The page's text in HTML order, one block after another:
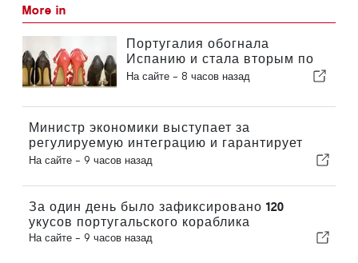
More in
Португалия обогнала
Испанию и стала вторым по
величине производителем
На сайте - 8 часов назад
Министр экономики выступает за
регулируемую интеграцию и гарантирует
иммигрантам ускоренную процедуру
На сайте - 9 часов назад
За один день было зафиксировано 120
укусов португальского кораблика
На сайте - 9 часов назад